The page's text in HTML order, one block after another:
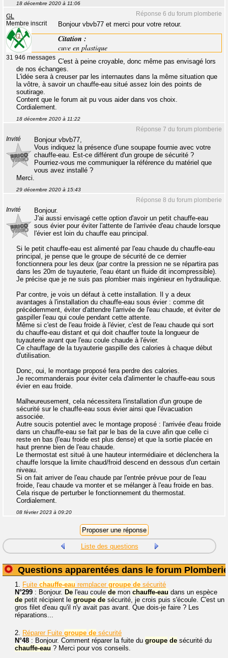
18 décembre 2020 à 11:06
Réponse 6 du forum plomberie
GL
Membre inscrit
31 946 messages
Bonjour vbvb77 et merci pour votre retour.
Citation :
cuve en plastique
C'est à peine croyable, donc même pas envisagé lors
de nos échanges.
L'idée sera à creuser par les internautes dans la même situation que
la vôtre, à savoir un chauffe-eau situé assez loin des points de
soutirage.
Content que le forum ait pu vous aider dans vos choix.
Cordialement.
18 décembre 2020 à 11:22
Réponse 7 du forum plomberie
Invité
Bonjour vbvb77,
Vous indiquez la présence d'une soupape fournie avec votre
chauffe-eau. Est-ce différent d'un groupe de sécurité ?
Pourriez-vous me communiquer la référence du matériel que
vous avez installé ?
Merci.
29 décembre 2020 à 15:43
Réponse 8 du forum plomberie
Invité
Bonjour.
J'ai aussi envisagé cette option d'avoir un petit chauffe-eau
sous évier pour éviter l'attente de l'arrivée d'eau chaude lorsque
l'évier est loin du chauffe eau principal.
Si le petit chauffe-eau est alimenté par l'eau chaude du chauffe-eau
principal, je pense que le groupe de sécurité de ce dernier
fonctionnera pour les deux (par contre la pression ne se répartira pas
dans les 20m de tuyauterie, l'eau étant un fluide dit incompressible).
Je précise que je ne suis pas plombier mais ingénieur en hydraulique.
Par contre, je vois un défaut à cette installation. Il y a deux
avantages à l'installation du chauffe-eau sous évier : comme dit
précédemment, éviter d'attendre l'arrivée de l'eau chaude, et éviter de
gaspiller l'eau qui coule pendant cette attente.
Même si c'est de l'eau froide à l'évier, c'est de l'eau chaude qui sort
du chauffe-eau distant et qui doit chauffer toute la longueur de
tuyauterie avant que l'eau coule chaude à l'évier.
Ce chauffage de la tuyauterie gaspille des calories à chaque début
d'utilisation.
Donc, oui, le montage proposé fera perdre des calories.
Je recommanderais pour éviter cela d'alimenter le chauffe-eau sous
évier en eau froide.
Malheureusement, cela nécessitera l'installation d'un groupe de
sécurité sur le chauffe-eau sous évier ainsi que l'évacuation
associée.
Autre soucis potentiel avec le montage proposé : l'arrivée d'eau froide
dans un chauffe-eau se fait par le bas de la cuve afin que celle ci
reste en bas (l'eau froide est plus dense) et que la sortie placée en
haut prenne bien de l'eau chaude.
Le thermostat est situé à une hauteur intermédiaire et déclenchera la
chauffe lorsque la limite chaud/froid descend en dessous d'un certain
niveau.
Si on fait arriver de l'eau chaude par l'entrée prévue pour de l'eau
froide, l'eau chaude va monter et se mélanger à l'eau froide en bas.
Cela risque de perturber le fonctionnement du thermostat.
Cordialement.
08 février 2023 à 09:20
Liste des questions
Questions apparentées dans le forum Plomberie
1. Fuite chauffe-eau remplacer groupe de sécurité
N°299 : Bonjour. De l'eau coule de mon chauffe-eau dans un espèce
de petit récipient le groupe de sécurité, je crois puis s'écoule. C'est un
gros filet d'eau qu'il n'y avait pas avant. Que dois-je faire ? Les
réparations...
2. Réparer Fuite groupe de sécurité
N°48 : Bonjour. Comment réparer la fuite du groupe de sécurité du
chauffe-eau ? Merci pour vos conseils.